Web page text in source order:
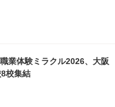
業体験ミラクル2026、大阪
校集結